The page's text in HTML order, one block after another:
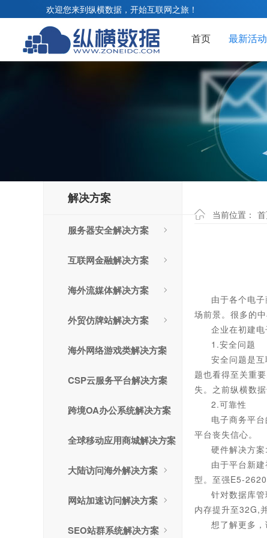
欢迎您来到纵横数据，开始互联网之旅！
首页 最新活动
解决方案
服务器安全解决方案
互联网金融解决方案
海外流媒体解决方案
外贸仿牌站解决方案
海外网络游戏类解决方案
CSP云服务平台解决方案
跨境OA办公系统解决方案
全球移动应用商城解决方案
大陆访问海外解决方案
网站加速访问解决方案
SEO站群系统解决方案
当前位置：
由于各个电
场前景。很多的
企业在初建
1.安全问题
安全问题是
题也看得至关重
失。之前纵横数
2.可靠性
电子商务平
平台丧失信心。
硬件解决方案:
由于平台新
型。至强E5-
针对数据库
内存提升至32G,
想了解更多，